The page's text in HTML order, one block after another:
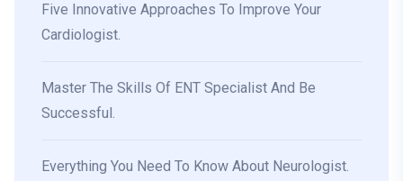
Five Innovative Approaches To Improve Your
Cardiologist.
Master The Skills Of ENT Specialist And Be
Successful.
Everything You Need To Know About Neurologist.